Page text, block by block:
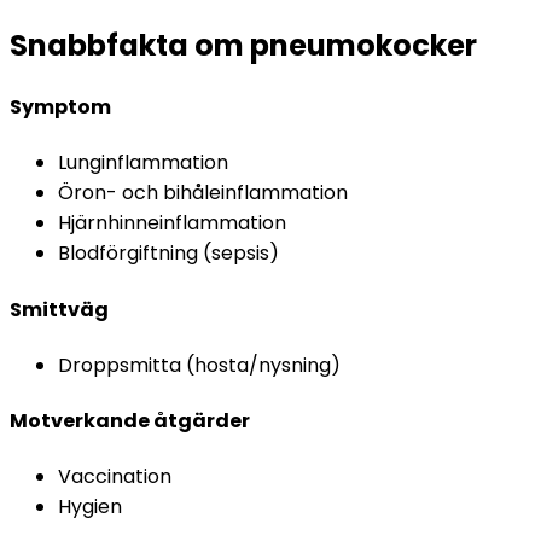
Snabbfakta om pneumokocker
Symptom
Lunginflammation
Öron- och bihåleinflammation
Hjärnhinneinflammation
Blodförgiftning (sepsis)
Smittväg
Droppsmitta (hosta/nysning)
Motverkande åtgärder
Vaccination
Hygien